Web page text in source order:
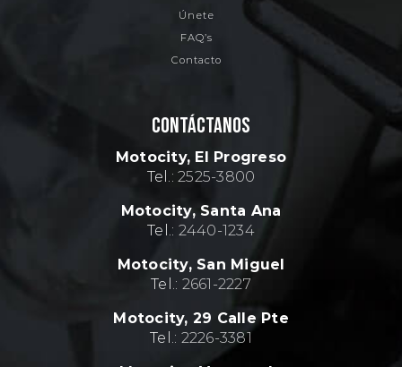
Únete
FAQ’s
Contacto
CONTÁCTANOS
Motocity, El Progreso
Tel.:2525-3800
Motocity, Santa Ana
Tel.: 2440-1234
Motocity, San Miguel
Tel.: 2661-2227
Motocity, 29 Calle Pte
Tel.: 2226-3381